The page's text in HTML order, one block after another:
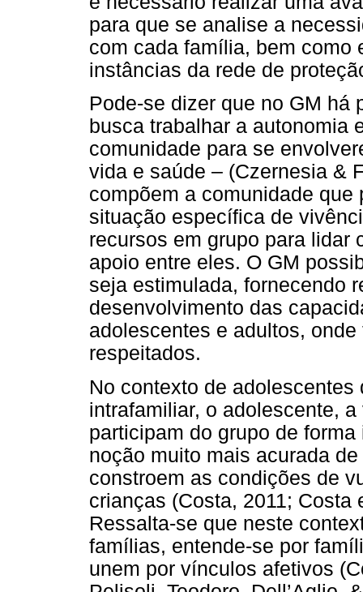
para que se analise a
com cada família, bem como
instâncias da rede de
Pode-se dizer que no GM há
busca trabalhar a autonomia
comunidade para se
vida e saúde – (Czernesia &
compõem a comunidade
situação específica de
recursos em grupo para lidar
apoio entre eles. O GM
seja estimulada, fornecendo
desenvolvimento das
adolescentes e adultos,
respeitados.
No contexto de
intrafamiliar, o adolescente,
participam do grupo de
noção muito mais acurada
constroem as condições de
crianças (Costa, 2011; Costa
Ressalta-se que neste
famílias, entende-se por
unem por vínculos afetivos